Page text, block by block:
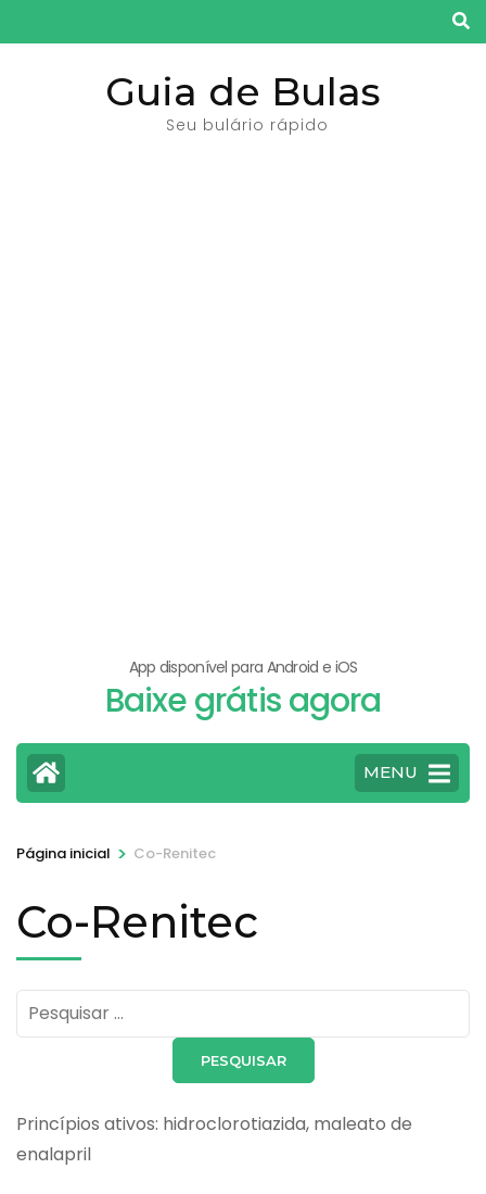
para
Guia de Bulas
Seu bulário rápido
App disponível para Android e iOS
Baixe grátis agora
MENU
Página inicial > Co-Renitec
Co-Renitec
Pesquisar
por:
Princípios ativos: hidroclorotiazida, maleato de
enalapril